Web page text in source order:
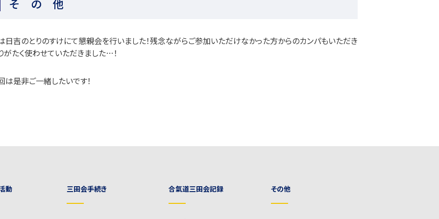
そ の 他
日吉のとりのすけにて懇親会を行いました！残念ながらご参加いただけなかった方からのカンパもいただき
がたく使わせていただきました…！
は是非ご一緒したいです！
動 三田会手続き 合氣道三田会記録 その他